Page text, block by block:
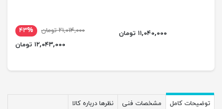
۱۱,۰۴۰,۰۰۰ تومان ۲۱,۰۱۴,۰۰۰ تومان
۴۳%
۱۲,۰۴۳,۰۰۰ تومان
توضیحات کامل مشخصات فنی نظرها درباره کالا